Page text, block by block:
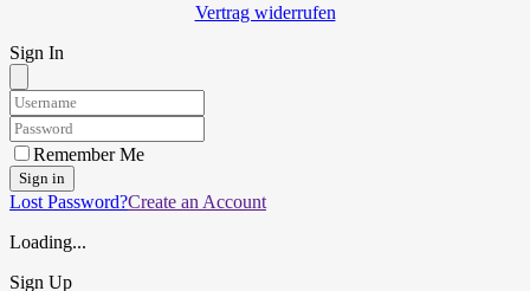
Vertrag widerrufen
Sign In
Remember Me
Sign in
Lost Password?Create an Account
Loading...
Sign Up